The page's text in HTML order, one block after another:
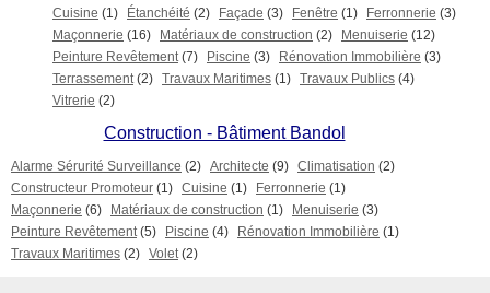
Cuisine (1) Étanchéité (2) Façade (3) Fenêtre (1) Ferronnerie (3)
Maçonnerie (16) Matériaux de construction (2) Menuiserie (12)
Peinture Revêtement (7) Piscine (3) Rénovation Immobilière (3)
Terrassement (2) Travaux Maritimes (1) Travaux Publics (4)
Vitrerie (2)
Construction - Bâtiment Bandol
Alarme Sérurité Surveillance (2) Architecte (9) Climatisation (2)
Constructeur Promoteur (1) Cuisine (1) Ferronnerie (1)
Maçonnerie (6) Matériaux de construction (1) Menuiserie (3)
Peinture Revêtement (5) Piscine (4) Rénovation Immobilière (1)
Travaux Maritimes (2) Volet (2)